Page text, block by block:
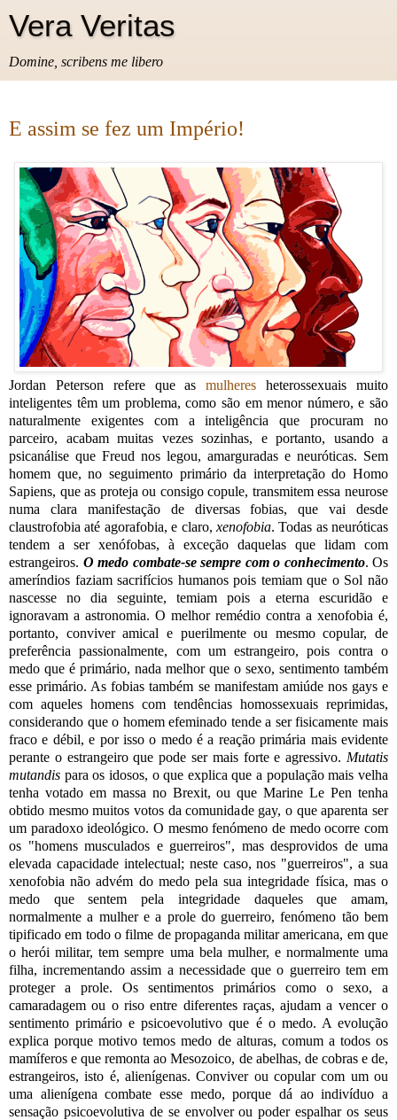
Vera Veritas
Domine, scribens me libero
E assim se fez um Império!
Jordan Peterson refere que asmulheres heterossexuais muito
inteligentes têm um problema, como são em menor número, e são
naturalmente exigentes com a inteligência que procuram no
parceiro, acabam muitas vezes sozinhas, e portanto, usando a
psicanálise que Freud nos legou, amarguradas e neuróticas. Sem
homem que, no seguimento primário da interpretação do Homo
Sapiens, que as proteja ou consigo copule, transmitem essa neurose
numa clara manifestação de diversas fobias, que vai desde
claustrofobia até agorafobia, e claro, xenofobia. Todas as neuróticas
tendem a ser xenófobas, à exceção daquelas que lidam com
estrangeiros. O medo combate-se sempre com o conhecimento. Os
ameríndios faziam sacrifícios humanos pois temiam que o Sol não
nascesse no dia seguinte, temiam pois a eterna escuridão e
ignoravam a astronomia. O melhor remédio contra a xenofobia é,
portanto, conviver amical e puerilmente ou mesmo copular, de
preferência passionalmente, com um estrangeiro, pois contra o
medo que é primário, nada melhor que o sexo, sentimento também
esse primário. As fobias também se manifestam amiúde nos gays e
com aqueles homens com tendências homossexuais reprimidas,
considerando que o homem efeminado tende a ser fisicamente mais
fraco e débil, e por isso o medo é a reação primária mais evidente
perante o estrangeiro que pode ser mais forte e agressivo. Mutatis
mutandis para os idosos, o que explica que a população mais velha
tenha votado em massa no Brexit, ou que Marine Le Pen tenha
obtido mesmo muitos votos da comunidade gay, o que aparenta ser
um paradoxo ideológico. O mesmo fenómeno de medo ocorre com
os "homens musculados e guerreiros", mas desprovidos de uma
elevada capacidade intelectual; neste caso, nos "guerreiros", a sua
xenofobia não advém do medo pela sua integridade física, mas o
medo que sentem pela integridade daqueles que amam,
normalmente a mulher e a prole do guerreiro, fenómeno tão bem
tipificado em todo o filme de propaganda militar americana, em que
o herói militar, tem sempre uma bela mulher, e normalmente uma
filha, incrementando assim a necessidade que o guerreiro tem em
proteger a prole. Os sentimentos primários como o sexo, a
camaradagem ou o riso entre diferentes raças, ajudam a vencer o
sentimento primário e psicoevolutivo que é o medo. A evolução
explica porque motivo temos medo de alturas, comum a todos os
mamíferos e que remonta ao Mesozoico, de abelhas, de cobras e de,
estrangeiros, isto é, alienígenas. Conviver ou copular com um ou
uma alienígena combate esse medo, porque dá ao indivíduo a
sensação psicoevolutiva de se envolver ou poder espalhar os seus